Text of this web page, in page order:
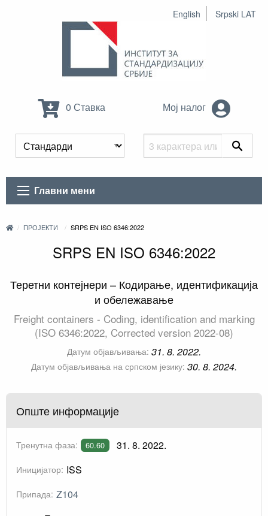
English Srpski LAT
0 Ставка Мој налог
Главни мени
ПРОЈЕКТИ SRPS EN ISO 6346:2022
SRPS EN ISO 6346:2022
Теретни контејнери – Кодирање, идентификација
и обележавање
Freight containers - Coding, identification and marking
(ISO 6346:2022, Corrected version 2022-08)
Датум објављивања: 31. 8. 2022.
Датум објављивања на српском језику: 30. 8. 2024.
Опште информације
Тренутна фаза: 60.60 31. 8. 2022.
Иницијатор: ISS
Припада: Z104